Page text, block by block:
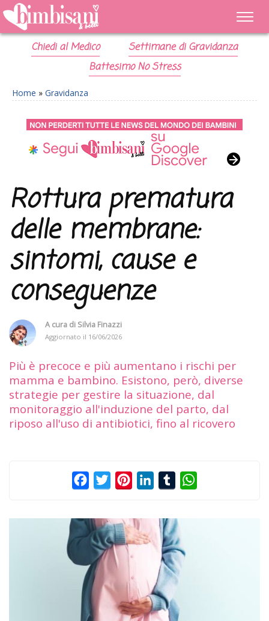
Chiedi al Medico
Settimane di Gravidanza
Battesimo No Stress
Home » Gravidanza
Rottura prematura
delle membrane:
sintomi, cause e
conseguenze
A cura di Silvia Finazzi
Aggiornato il 16/06/2026
Più è precoce e più aumentano i rischi per
mamma e bambino. Esistono, però, diverse
strategie per gestire la situazione, dal
monitoraggio all'induzione del parto, dal
riposo all'uso di antibiotici, fino al ricovero
FacebookTwitterPinterestLinkedInTumblr